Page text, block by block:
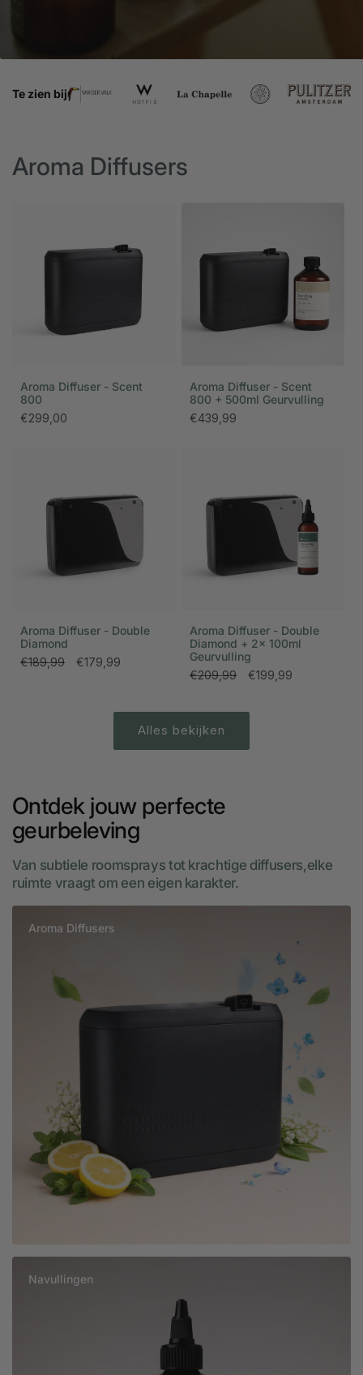
Te zien bij
Aroma Diffusers
Aroma Diffuser - Scent
800
Normale
€299,00
Aroma Diffuser - Scent
800 + 500ml Geurvulling
Normale
€439,99
Aroma Diffuser - Double
Diamond
Normale
€189,99 Aanbiedingsprijs
€179,99
Aroma Diffuser - Double
Diamond + 2x 100ml
Geurvulling
Normale
€209,99 Aanbiedingsprijs
€199,99
Alles bekijken
Ontdek jouw perfecte
geurbeleving
Van subtiele roomsprays tot krachtige diffusers,elke
ruimte vraagt om een eigen karakter.
Aroma Diffusers
Navullingen